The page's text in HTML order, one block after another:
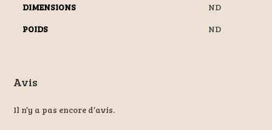
DIMENSIONS
ND
POIDS
ND
Avis
Il n’y a pas encore d’avis.